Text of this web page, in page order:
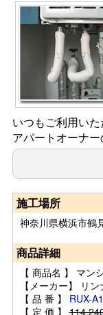
いつもご利用い
アパートオーナ
施工場所
神奈川県横浜市鶴
商品詳細
【 商品名 】 マン
【メーカー】 リン
【 品 番 】 RUX-
【 定 価 】